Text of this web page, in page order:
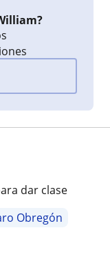
dar clase
Obregón